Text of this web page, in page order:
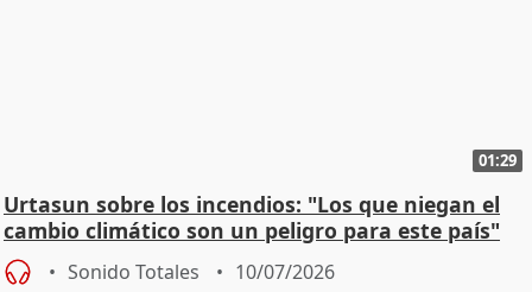
01:29
Urtasun sobre los incendios: "Los que niegan el
cambio climático son un peligro para este país"
Sonido Totales 10/07/2026